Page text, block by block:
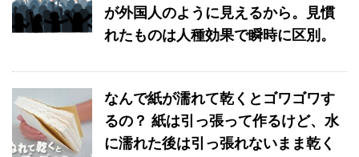
が外国人のように見えるから。見慣
れたものは人種効果で瞬時に区別。
なんで紙が濡れて乾くとゴワゴワす
るの？ 紙は引っ張って作るけど、水
に濡れた後は引っ張れないまま乾く